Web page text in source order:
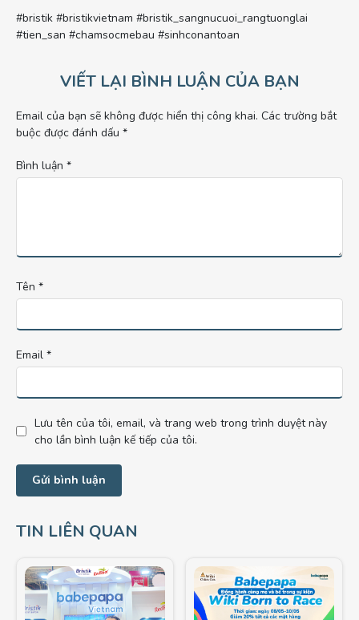
#bristik #bristikvietnam #bristik_sangnucuoi_rangtuonglai
#tien_san #chamsocmebau #sinhconantoan
VIẾT LẠI BÌNH LUẬN CỦA BẠN
Email của bạn sẽ không được hiển thị công khai. Các trường bắt
buộc được đánh dấu *
Bình luận *
Tên *
Email *
Lưu tên của tôi, email, và trang web trong trình duyệt này
cho lần bình luận kế tiếp của tôi.
TIN LIÊN QUAN